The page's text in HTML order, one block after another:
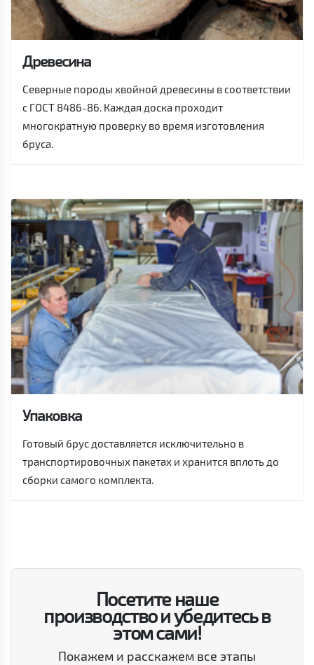
Древесина
Северные породы хвойной древесины в соответствии
с ГОСТ 8486-86. Каждая доска проходит
многократную проверку во время изготовления
бруса.
Упаковка
Готовый брус доставляется исключительно в
транспортировочных пакетах и хранится вплоть до
сборки самого комплекта.
Посетите наше
производство и убедитесь в
этом сами!
Покажем и расскажем все этапы